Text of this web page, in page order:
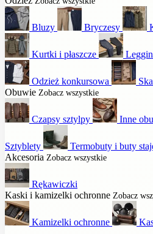
Bluzy Bryczesy
Kurtki i płaszcze
Odzież konkursowa
Obuwie Zobacz wszystkie
Czapsy sztylpy Inne
Sztyblety
Termobuty i buty
Akcesoria Zobacz wszystkie
Rękawiczki
Kaski i kamizelki ochronne Zobacz
Kamizelki ochronne